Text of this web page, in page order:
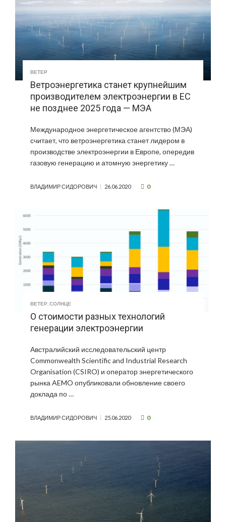
ВЕТЕР
Ветроэнергетика станет крупнейшим
производителем электроэнергии в ЕС
не позднее 2025 года — МЭА
Международное энергетическое агентство (МЭА)
считает, что ветроэнергетика станет лидером в
производстве электроэнергии в Европе, опередив
газовую генерацию и атомную энергетику …
ВЛАДИМИР СИДОРОВИЧ 26.06.2020 0
ВЕТЕР СОЛНЦЕ
О стоимости разных технологий
генерации электроэнергии
Австралийский исследовательский центр
Commonwealth Scientific and Industrial Research
Organisation (CSIRO) и оператор энергетического
рынка AEMO опубликовали обновление своего
доклада по …
ВЛАДИМИР СИДОРОВИЧ 25.06.2020 0